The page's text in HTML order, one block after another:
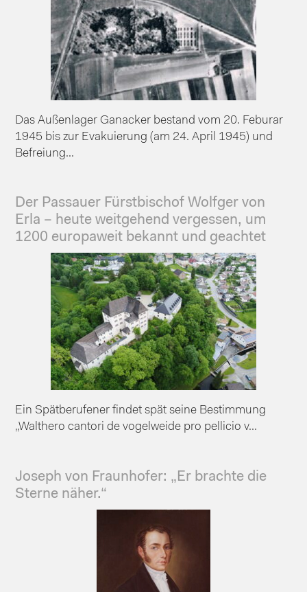
Das Außenlager Ganacker bestand vom 20. Feburar
1945 bis zur Evakuierung (am 24. April 1945) und
Befreiung...
Der Passauer Fürstbischof Wolfger von
Erla – heute weitgehend vergessen, um
1200 europaweit bekannt und geachtet
Ein Spätberufener findet spät seine Bestimmung
„Walthero cantori de vogelweide pro pellicio v...
Joseph von Fraunhofer: „Er brachte die
Sterne näher.“